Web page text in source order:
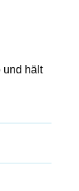
und hält